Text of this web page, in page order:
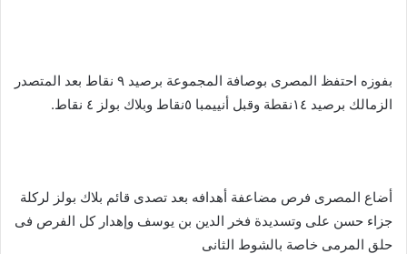
بفوزه احتفظ المصرى بوصافة المجموعة برصيد ٩ نقاط بعد المتصدر
الزمالك برصيد ١٤نقطة وقبل أنييمبا ٥نقاط وبلاك بولز ٤ نقاط.
أضاع المصرى فرص مضاعفة أهدافه بعد تصدى قائم بلاك بولز لركلة
جزاء حسن على وتسديدة فخر الدين بن يوسف وإهدار كل الفرص فى
حلق المرمى خاصة بالشوط الثانى